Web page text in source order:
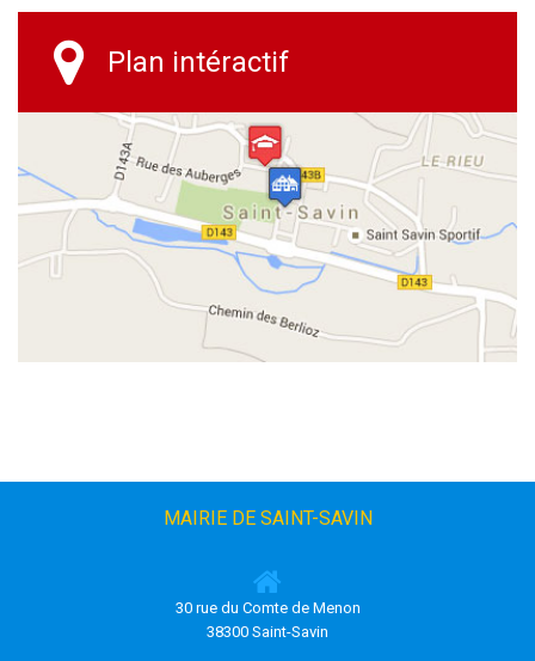
Plan intéractif
MAIRIE DE SAINT-SAVIN
30 rue du Comte de Menon
38300 Saint-Savin